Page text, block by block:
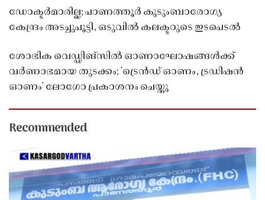
ഡോക്ടർമാരില്ല; പാണത്തൂർ കുടുംബാരോഗ്യ
കേന്ദ്രം അടച്ചുപൂട്ടി, ഒടുവിൽ കലക്ടറുടെ ഇടപെടൽ
ശോഭിക വെഡ്ഡിങ്സിൽ ഓണാഘോഷങ്ങൾക്ക്
വർണാഭമായ തുടക്കം; 'ട്രെൻഡ് ഓണം, ട്രഡിഷൻ
ഓണം' ലോഗോ പ്രകാശനം ചെയ്തു
Recommended